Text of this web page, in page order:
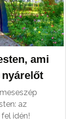
ami
az
idén!